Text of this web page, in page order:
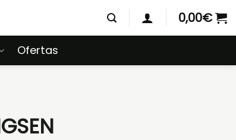
0,00€
Ofertas